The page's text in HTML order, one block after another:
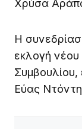
Χρύσα
Η
εκλογή νέου
Συμβουλίου,
Εύας